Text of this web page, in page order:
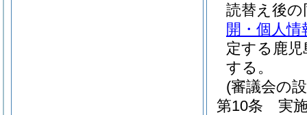
読替え後
開・個人情
定する鹿
する。
(審議会の
第10条
実